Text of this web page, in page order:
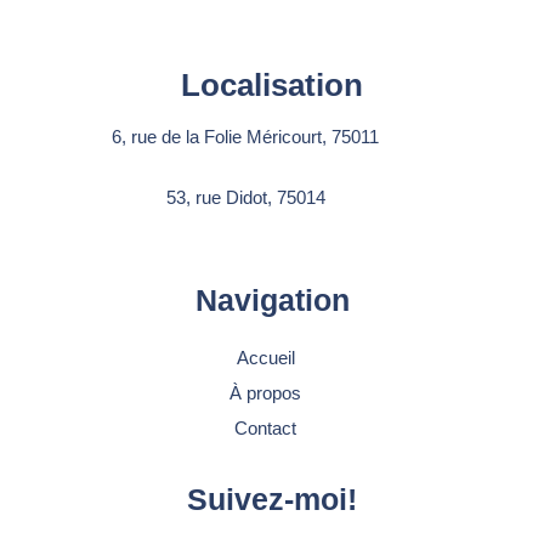
Localisation
6, rue de la Folie Méricourt, 75011
53, rue Didot, 75014
Navigation
Accueil
À propos
Contact
Suivez-moi!